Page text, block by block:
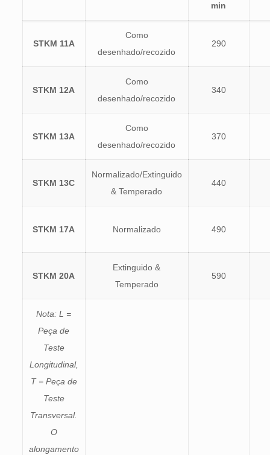
min
STKM 11A
Como
desenhado/recozido
290
STKM 12A
Como
desenhado/recozido
340
STKM 13A
Como
desenhado/recozido
370
STKM 13C
Normalizado/Extinguido
& Temperado
440
STKM 17A Normalizado 490
STKM 20A
Extinguido &
Temperado
590
Nota: L =
Peça de
Teste
Longitudinal,
T = Peça de
Teste
Transversal.
O
alongamento